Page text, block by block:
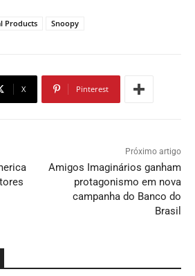
Products Snoopy
X Pinterest
Próximo artigo
Amigos Imaginários ganham
protagonismo em nova
campanha do Banco do
Brasil